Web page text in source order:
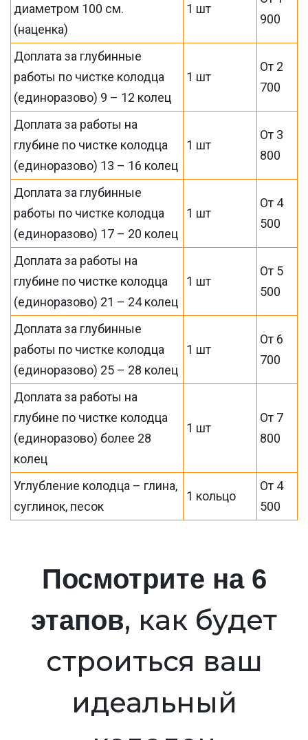
диаметром 100 см.
(наценка)
1 шт
900
Доплата за глубинные
работы по чистке колодца
(единоразово) 9 – 12 колец
1 шт
От 2
700
Доплата за работы на
глубине по чистке колодца
(единоразово) 13 – 16 колец
1 шт
От 3
800
Доплата за глубинные
работы по чистке колодца
(единоразово) 17 – 20 колец
1 шт
От 4
500
Доплата за работы на
глубине по чистке колодца
(единоразово) 21 – 24 колец
1 шт
От 5
500
Доплата за глубинные
работы по чистке колодца
(единоразово) 25 – 28 колец
1 шт
От 6
700
Доплата за работы на
глубине по чистке колодца
(единоразово) более 28
колец
1 шт
От 7
800
Углубление колодца – глина,
суглинок, песок
1 кольцо
От 4
500
Посмотрите на 6
этапов, как будет
строиться ваш
идеальный